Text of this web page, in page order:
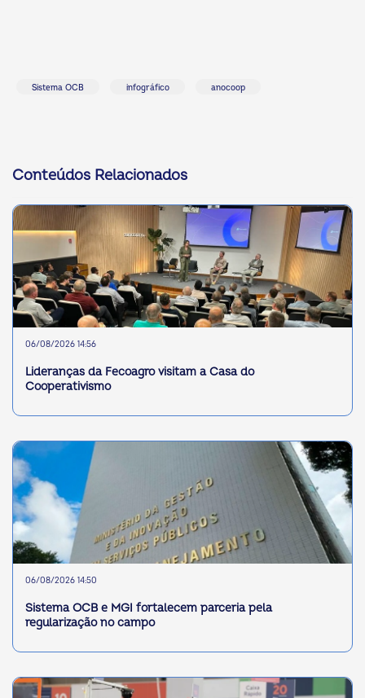
Sistema OCB infográfico anocoop
Conteúdos Relacionados
06/08/2026 14:56
Lideranças da Fecoagro visitam a Casa do
Cooperativismo
06/08/2026 14:50
Sistema OCB e MGI fortalecem parceria pela
regularização no campo